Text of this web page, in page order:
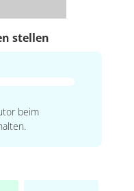
stellen
beim